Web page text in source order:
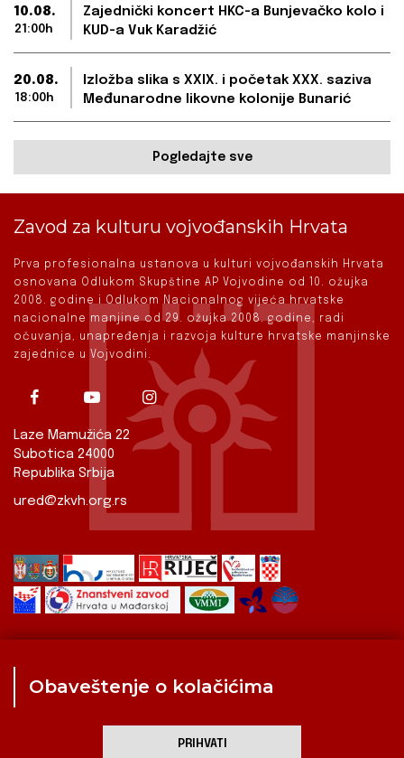
10.08.
21:00h
Zajednički koncert HKC-a Bunjevačko kolo i
KUD-a Vuk Karadžić
20.08.
18:00h
Izložba slika s XXIX. i početak XXX. saziva
Međunarodne likovne kolonije Bunarić
Pogledajte sve
Zavod za kulturu vojvođanskih Hrvata
Prva profesionalna ustanova u kulturi vojvođanskih Hrvata
osnovana Odlukom Skupštine AP Vojvodine od 10. ožujka
2008. godine i Odlukom Nacionalnog vijeća hrvatske
nacionalne manjine od 29. ožujka 2008. godine, radi
očuvanja, unapređenja i razvoja kulture hrvatske manjinske
zajednice u Vojvodini.
Laze Mamužića 22
Subotica 24000
Republika Srbija
ured@zkvh.org.rs
Kulturna scena
Obaveštenje o kolačićima
PRIHVATI